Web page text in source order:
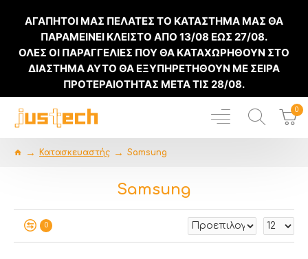
ΑΓΑΠΗΤΟΙ ΜΑΣ ΠΕΛΑΤΕΣ ΤΟ ΚΑΤΑΣΤΗΜΑ ΜΑΣ ΘΑ
ΠΑΡΑΜΕΙΝΕΙ ΚΛΕΙΣΤΟ ΑΠΟ 13/08 ΕΩΣ 27/08.
ΟΛΕΣ ΟΙ ΠΑΡΑΓΓΕΛΙΕΣ ΠΟΥ ΘΑ ΚΑΤΑΧΩΡΗΘΟΥΝ ΣΤΟ
ΔΙΑΣΤΗΜΑ ΑΥΤΟ ΘΑ ΕΞΥΠΗΡΕΤΗΘΟΥΝ ΜΕ ΣΕΙΡΑ
ΠΡΟΤΕΡΑΙΟΤΗΤΑΣ ΜΕΤΑ ΤΙΣ 28/08.
0
Κατασκευαστής Samsung
Samsung
0